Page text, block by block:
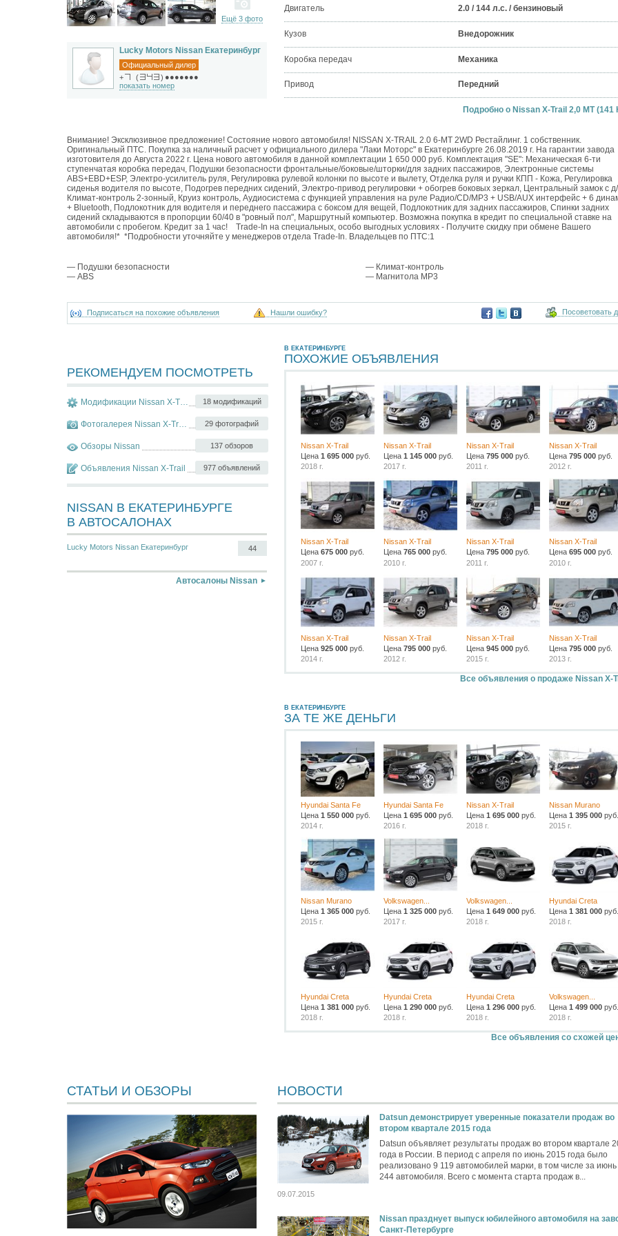
Ещё 3 фото
Lucky Motors Nissan Екатеринбург
Официальный дилер
+
( ) ●●●●●●●
показать номер
Двигатель 2.0 / 144 л.с. / бензиновый
Кузов Внедорожник
Коробка передач Механика
Привод Передний
Подробно о Nissan X-Trail 2,0 MT (141
Внимание! Эксклюзивное предложение! Состояние нового автомобиля! NISSAN X-TRAIL 2.0 6-МТ 2WD Рестайлинг. 1 собственник.
Оригинальный ПТС. Покупка за наличный расчет у официального дилера "Лаки Моторс" в Екатеринбурге 26.08.2019 г. На гарантии завода
изготовителя до Августа 2022 г. Цена нового автомобиля в данной комплектации 1 650 000 руб. Комплектация "SЕ": Механическая 6-ти
ступенчатая коробка передач, Подушки безопасности фронтальные/боковые/шторки/для задних пассажиров, Электронные системы
ABS+EBD+ESP, Электро-усилитель руля, Регулировка рулевой колонки по высоте и вылету, Отделка руля и ручки КПП - Кожа, Регулировка
сиденья водителя по высоте, Подогрев передних сидений, Электро-привод регулировки + обогрев боковых зеркал, Центральный замок с
Климат-контроль 2-зонный, Круиз контроль, Аудиосистема с функцией управления на руле Радио/CD/MP3 + USB/AUX интерфейс + 6
+ Bluetooth, Подлокотник для водителя и переднего пассажира с боксом для вещей, Подлокотник для задних пассажиров, Спинки задних
сидений складываются в пропорции 60/40 в "ровный пол", Маршрутный компьютер. Возможна покупка в кредит по специальной ставке на
автомобили с пробегом. Кредит за 1 час! Trade-In на специальных, особо выгодных условиях - Получите скидку при обмене Вашего
автомобиля!* *Подробности уточняйте у менеджеров отдела Trade-In. Владельцев по ПТС:1
— Подушки безопасности
— ABS
— Климат-контроль
— Магнитола MP3
Посоветовать
Подписаться на похожие объявления Нашли ошибку?
РЕКОМЕНДУЕМ ПОСМОТРЕТЬ
18 модификаций
Модификации Nissan X-Trail
29 фотографий
Фотогалерея Nissan X-Trail
137 обзоров
Обзоры Nissan
977 объявлений
Объявления Nissan X-Trail
NISSAN В ЕКАТЕРИНБУРГЕ
В АВТОСАЛОНАХ
Lucky Motors Nissan Екатеринбург 44
Автосалоны Nissan
В ЕКАТЕРИНБУРГЕ
ПОХОЖИЕ ОБЪЯВЛЕНИЯ
Nissan X-Trail
Цена1 695 000 руб.
2018 г.
Nissan X-Trail
Цена1 145 000 руб.
2017 г.
Nissan X-Trail
Цена 795 000руб.
2011 г.
Nissan X-Trail
Цена 795 000руб.
2012 г.
Nissan X-Trail
Цена675 000 руб.
2007 г.
Nissan X-Trail
Цена765 000 руб.
2010 г.
Nissan X-Trail
Цена 795 000руб.
2011 г.
Nissan X-Trail
Цена 695 000руб.
2010 г.
Nissan X-Trail
Цена925 000 руб.
2014 г.
Nissan X-Trail
Цена795 000 руб.
2012 г.
Nissan X-Trail
Цена 945 000руб.
2015 г.
Nissan X-Trail
Цена 795 000руб.
2013 г.
Все объявления о продаже Nissan X-
В ЕКАТЕРИНБУРГЕ
ЗА ТЕ ЖЕ ДЕНЬГИ
Hyundai Santa Fe
Цена1 550 000 руб.
2014 г.
Hyundai Santa Fe
Цена1 695 000 руб.
2016 г.
Nissan X-Trail
Цена 1 695 000руб.
2018 г.
Nissan Murano
Цена 1 395 000руб.
2015 г.
Nissan Murano
Цена1 365 000 руб.
2015 г.
Volkswagen...
Цена1 325 000 руб.
2017 г.
Volkswagen...
Цена 1 649 000руб.
2018 г.
Hyundai Creta
Цена 1 381 000руб.
2018 г.
Hyundai Creta
Цена1 381 000 руб.
2018 г.
Hyundai Creta
Цена1 290 000 руб.
2018 г.
Hyundai Creta
Цена 1 296 000руб.
2018 г.
Volkswagen...
Цена 1 499 000руб.
2018 г.
Все объявления со схожей
СТАТЬИ И ОБЗОРЫ НОВОСТИ
Datsun демонстрирует уверенные показатели продаж во
втором квартале 2015 года
Datsun объявляет результаты продаж во втором квартале
года в России. В период с апреля по июнь 2015 года было
реализовано 9 119 автомобилей марки, в том числе за июнь
244 автомобиля. Всего с момента старта продаж в...
09.07.2015
Nissan празднует выпуск юбилейного автомобиля на
Санкт-Петербурге